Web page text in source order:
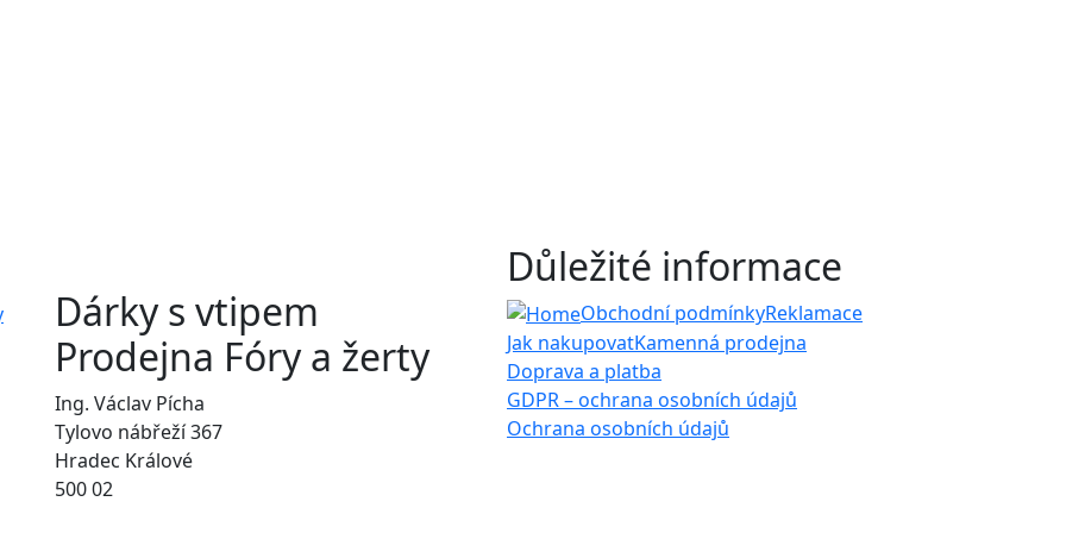
Dárky s vtipem
Prodejna Fóry a žerty
Ing. Václav Pícha
Tylovo nábřeží 367
Hradec Králové
500 02
Důležité informace
Obchodní podmínkyReklamace
Jak nakupovatKamenná prodejna
Doprava a platba
GDPR – ochrana osobních údajů
Ochrana osobních údajů